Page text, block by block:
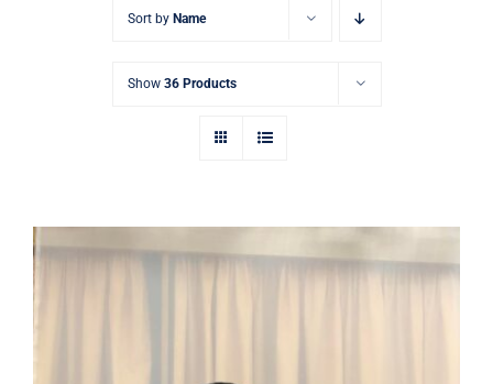
Sort by Name
Show 36 Products